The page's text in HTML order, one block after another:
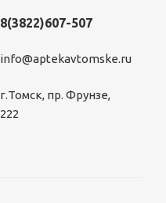
8(3822)607-507
info@aptekavtomske.ru
г.Томск, пр. Фрунзе,
222